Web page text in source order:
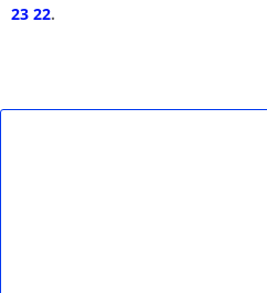
23 22.